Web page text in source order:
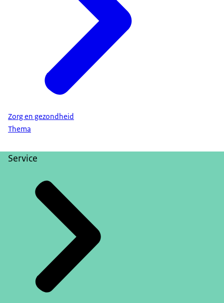
Zorg en gezondheid
Thema
Service